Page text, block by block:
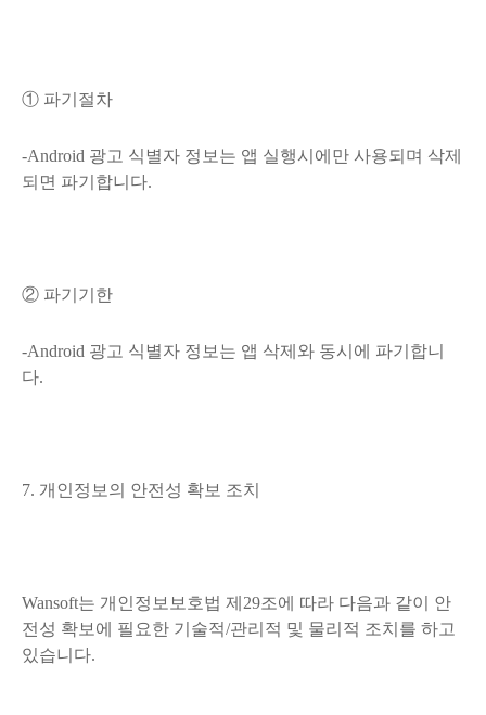
① 파기절차
-Android 광고 식별자 정보는 앱 실행시에만 사용되며 삭제
되면 파기합니다.
② 파기기한
-Android 광고 식별자 정보는 앱 삭제와 동시에 파기합니
다.
7. 개인정보의 안전성 확보 조치
Wansoft는 개인정보보호법 제29조에 따라 다음과 같이 안
전성 확보에 필요한 기술적/관리적 및 물리적 조치를 하고
있습니다.